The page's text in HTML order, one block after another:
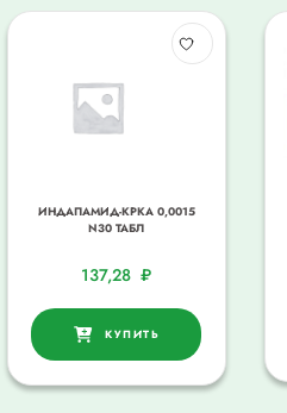
ИНДАПАМИД-КРКА 0,0015
N30 ТАБЛ
137,28₽
КУПИТЬ